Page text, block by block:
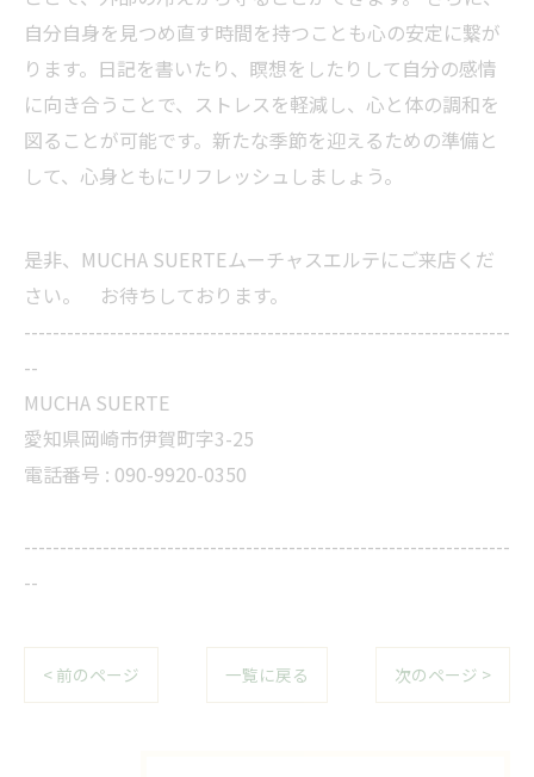
自分自身を見つめ直す時間を持つことも心の安定に繋が
ります。日記を書いたり、瞑想をしたりして自分の感情
に向き合うことで、ストレスを軽減し、心と体の調和を
図ることが可能です。新たな季節を迎えるための準備と
して、心身ともにリフレッシュしましょう。
是非、MUCHA SUERTEムーチャスエルテにご来店くだ
さい。 お待ちしております。
--------------------------------------------------------------------
--
MUCHA SUERTE
愛知県岡崎市伊賀町字3-25
電話番号 : 090-9920-0350
--------------------------------------------------------------------
--
< 前のページ 一覧に戻る 次のページ >